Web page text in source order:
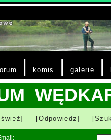
| komis | galerie |
[Odpowiedz]